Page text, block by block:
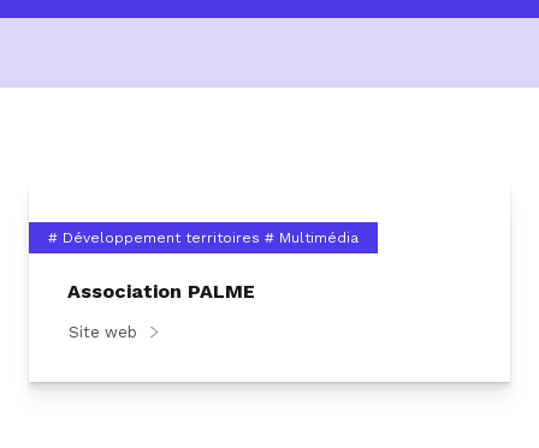
# Développement territoires # Multimédia
Association PALME
Site web